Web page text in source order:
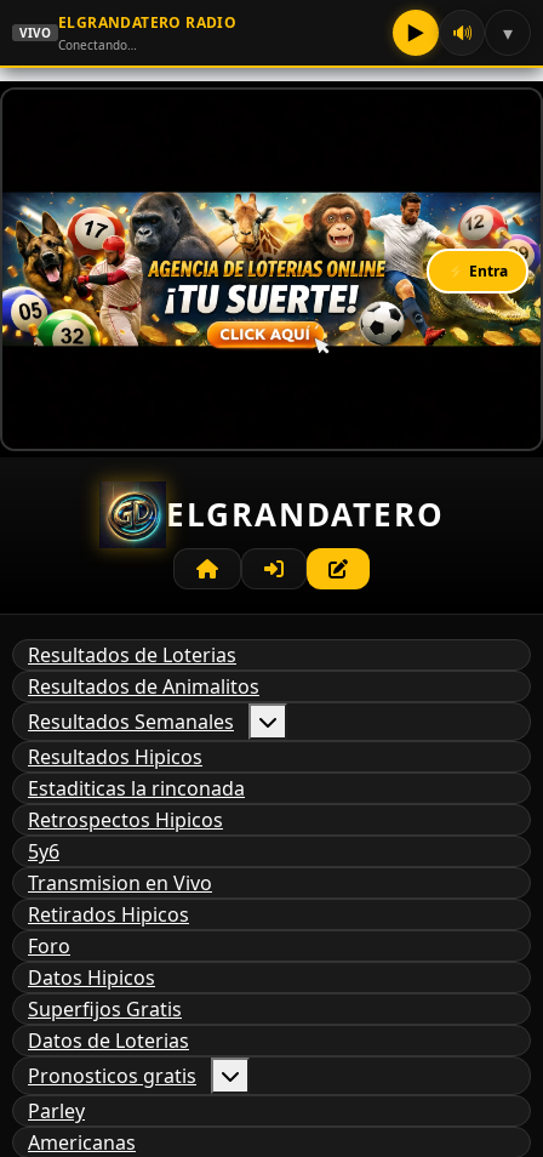
VIVO
ELGRANDATERO RADIO
Conectando… ▶ 🔊 ▾
⚡ Entra
ELGRANDATERO
Resultados de Loterias
Resultados de Animalitos
Resultados Semanales
Resultados Hipicos
Estaditicas la rinconada
Retrospectos Hipicos
5y6
Transmision en Vivo
Retirados Hipicos
Foro
Datos Hipicos
Superfijos Gratis
Datos de Loterias
Pronosticos gratis
Parley
Americanas